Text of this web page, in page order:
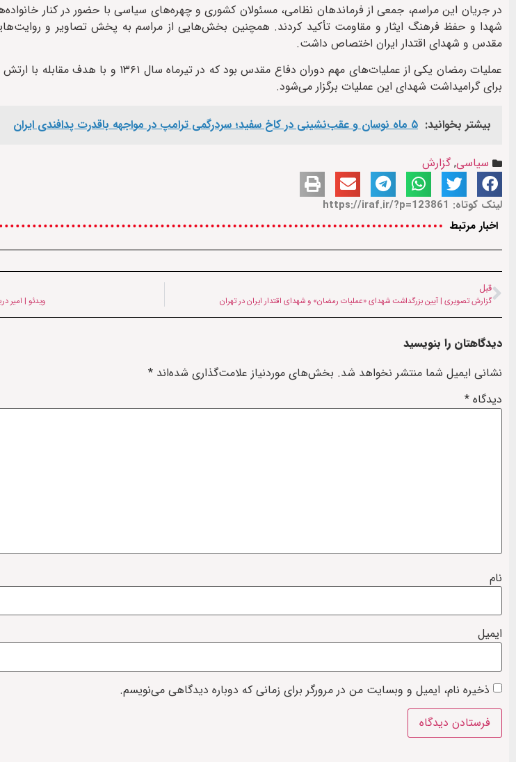
در جریان این مراسم، جمعی از فرماندهان نظامی، مسئولان کشوری و چهره‌های سیاسی با حضور در کنار
شهدا و حفظ فرهنگ ایثار و مقاومت تأکید کردند. همچنین بخش‌هایی از مراسم به پخش تصاویر و
مقدس و شهدای اقتدار ایران اختصاص داشت.
عملیات رمضان یکی از عملیات‌های مهم دوران دفاع مقدس
برای گرامیداشت شهدای این عملیات برگزار می‌شود.
بیشتر بخوانید: ۵ ماه نوسان و عقب‌نشینی در کاخ سفید؛ سردرگمی ترامپ در مواجهه باقدرت پدافندی ایران
سیاسی,گزارش
لینک کوتاه: https://iraf.ir/?p=123861
اخبار مرتبط
قبل
گزارش تصویری | آیین بزرگداشت شهدای «عملیات رمضان» و شهدای اقتدار ایران در تهران ویدئو | امیر
دیدگاهتان را بنویسید
نشانی ایمیل شما منتشر نخواهد شد. بخش‌های موردنیاز علامت‌گذاری شده‌اند *
دیدگاه *
نام
ایمیل
ذخیره نام، ایمیل و وبسایت من در مرورگر برای زمانی که دوباره دیدگاهی می‌نویسم.